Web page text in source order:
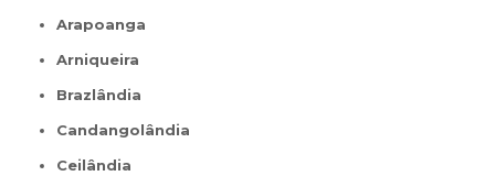
Arapoanga
Arniqueira
Brazlândia
Candangolândia
Ceilândia